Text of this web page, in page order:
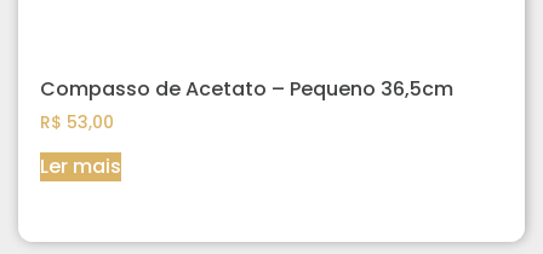
Compasso de Acetato – Pequeno 36,5cm
R$ 53,00
Ler mais